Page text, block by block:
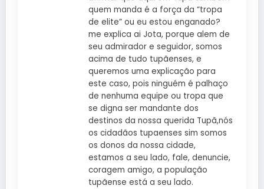
quem manda é a força da “tropa
de elite” ou eu estou enganado?
me explica ai Jota, porque alem de
seu admirador e seguidor, somos
acima de tudo tupãenses, e
queremos uma explicação para
este caso, pois ninguém é palhaço
de nenhuma equipe ou tropa que
se digna ser mandante dos
destinos da nossa querida Tupã,nós
os cidadãos tupaenses sim somos
os donos da nossa cidade,
estamos a seu lado, fale, denuncie,
coragem amigo, a população
tupãense está a seu lado.